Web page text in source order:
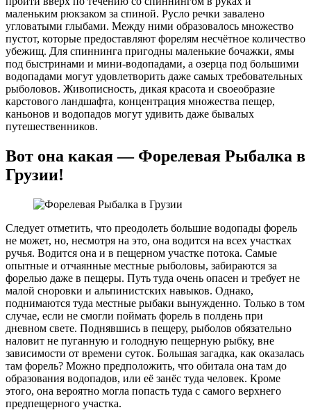
маленьким рюкзаком за спиной. Русло речки завалено
угловатыми глыбами. Между ними образовалось множество
пустот, которые предоставляют форелям несчётное количество
убежищ. Для спиннинга пригодны маленькие бочажки, ямы
под быстринами и мини-водопадами, а озерца под большими
водопадами могут удовлетворить даже самых требовательных
рыболовов. Живописность, дикая красота и своеобразие
карстового ландшафта, концентрация множества пещер,
каньонов и водопадов могут удивить даже бывалых
путешественников.
Вот она какая — Форелевая Рыбалка в
Грузии!
Следует отметить, что преодолеть большие водопады форель
не может, но, несмотря на это, она водится на всех участках
ручья. Водится она и в пещерном участке потока. Самые
опытные и отчаянные местные рыболовы, забираются за
форелью даже в пещеры. Путь туда очень опасен и требует не
малой сноровки и альпинистских навыков. Однако,
поднимаются туда местные рыбаки вынужденно. Только в том
случае, если не смогли поймать форель в полдень при
дневном свете. Поднявшись в пещеру, рыболов обязательно
наловит не пуганную и голодную пещерную рыбку, вне
зависимости от времени суток. Большая загадка, как оказалась
там форель? Можно предположить, что обитала она там до
образования водопадов, или её занёс туда человек. Кроме
этого, она вероятно могла попасть туда с самого верхнего
предпещерного участка.